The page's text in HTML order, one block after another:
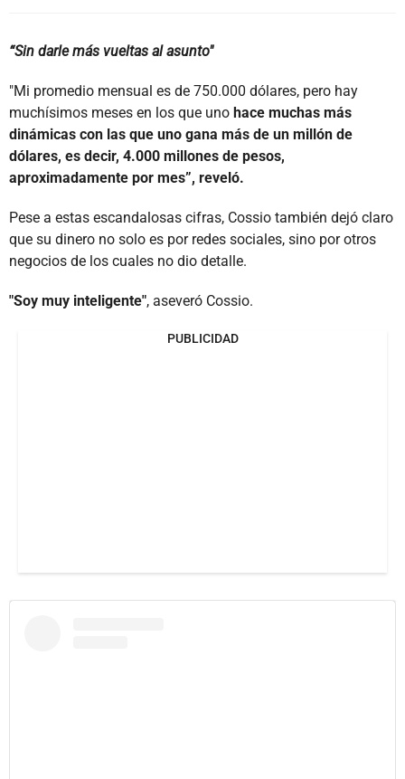
“Sin darle más vueltas al asunto"
"Mi promedio mensual es de 750.000 dólares, pero hay
muchísimos meses en los que uno hace muchas más
dinámicas con las que uno gana más de un millón de
dólares, es decir, 4.000 millones de pesos,
aproximadamente por mes”, reveló.
Pese a estas escandalosas cifras, Cossio también dejó claro
que su dinero no solo es por redes sociales, sino por otros
negocios de los cuales no dio detalle.
"Soy muy inteligente", aseveró Cossio.
PUBLICIDAD